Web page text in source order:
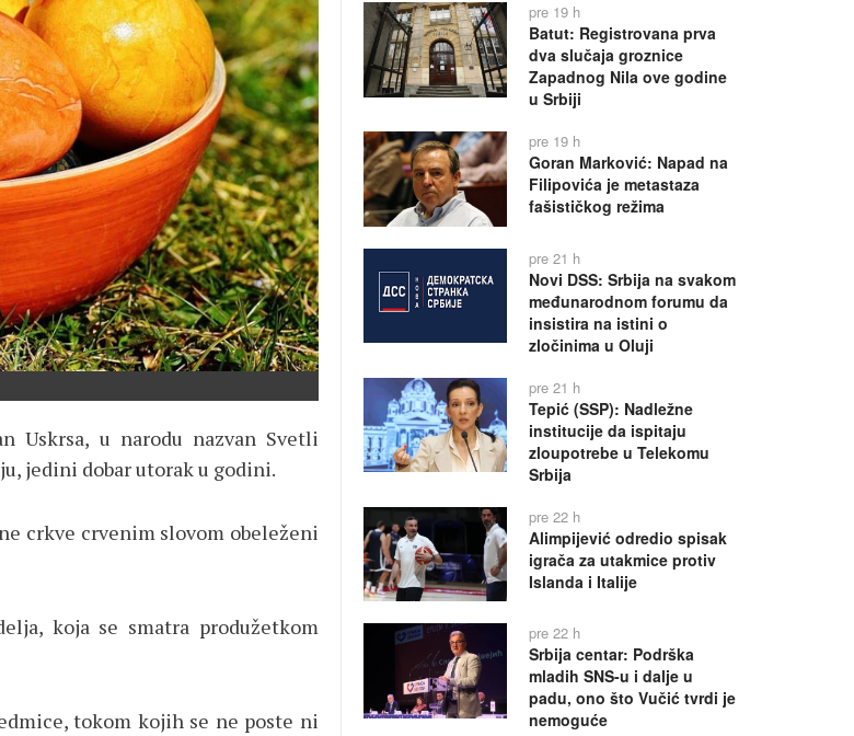
Uskrsa, u narodu nazvan Svetli
jedini dobar utorak u godini.
crkve crvenim slovom obeleženi
koja se smatra produžetkom
tokom kojih se ne poste ni
pre 19 h
Batut: Registrovana prva
dva slučaja groznice
Zapadnog Nila ove godine
u Srbiji
pre 19 h
Goran Marković: Napad na
Filipovića je metastaza
fašističkog režima
pre 21 h
Novi DSS: Srbija na svakom
međunarodnom forumu da
insistira na istini o
zločinima u Oluji
pre 21 h
Tepić (SSP): Nadležne
institucije da ispitaju
zloupotrebe u Telekomu
Srbija
pre 22 h
Alimpijević odredio spisak
igrača za utakmice protiv
Islanda i Italije
pre 22 h
Srbija centar: Podrška
mladih SNS-u i dalje u
padu, ono što Vučić tvrdi je
nemoguće